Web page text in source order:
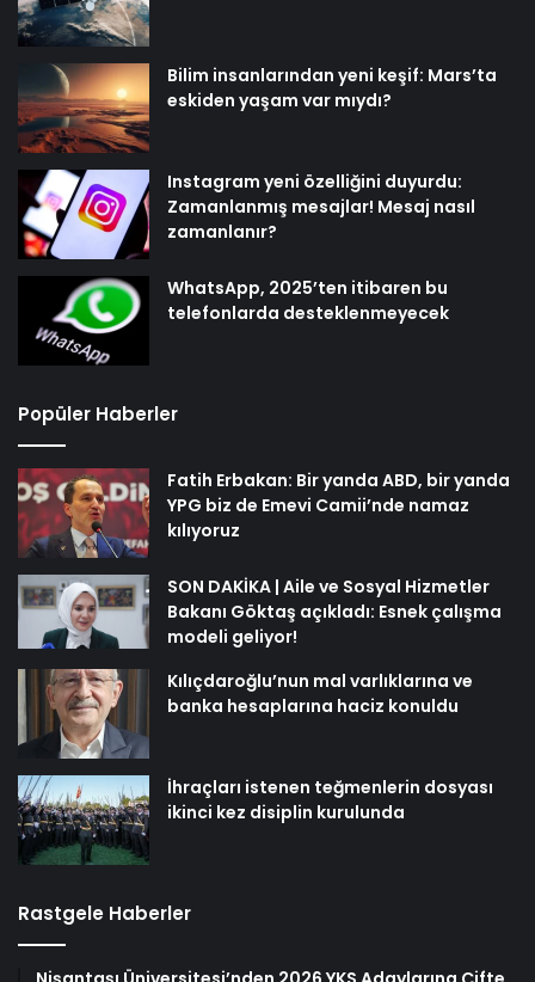
Bilim insanlarından yeni keşif: Mars’ta
eskiden yaşam var mıydı?
Instagram yeni özelliğini duyurdu:
Zamanlanmış mesajlar! Mesaj nasıl
zamanlanır?
WhatsApp, 2025’ten itibaren bu
telefonlarda desteklenmeyecek
Popüler Haberler
Fatih Erbakan: Bir yanda ABD, bir yanda
YPG biz de Emevi Camii’nde namaz
kılıyoruz
SON DAKİKA | Aile ve Sosyal Hizmetler
Bakanı Göktaş açıkladı: Esnek çalışma
modeli geliyor!
Kılıçdaroğlu’nun mal varlıklarına ve
banka hesaplarına haciz konuldu
İhraçları istenen teğmenlerin dosyası
ikinci kez disiplin kurulunda
Rastgele Haberler